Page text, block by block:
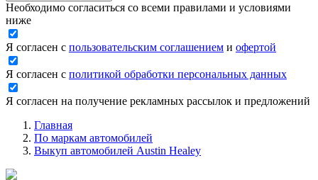
Необходимо согласиться со всеми правилами и условиями
ниже
Я согласен с пользовательским соглашением и офертой
Я согласен с политикой обработки персональных данных
Я согласен на получение рекламных рассылок и предложений
Главная
По маркам автомобилей
Выкуп автомобилей Austin Healey